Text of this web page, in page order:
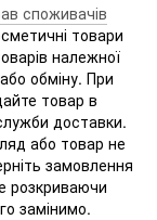
споживачів
товари
належної
обміну. При
товар в
доставки.
або товар не
замовлення
розкриваючи
замінимо.